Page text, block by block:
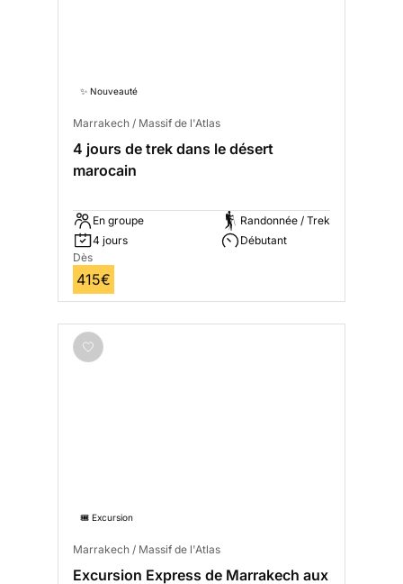
✨ Nouveauté
Marrakech / Massif de l'Atlas
4 jours de trek dans le désert
marocain
En groupe
4 jours
Randonnée / Trek
Débutant
Dès
415€
🎟️ Excursion
Marrakech / Massif de l'Atlas
Excursion Express de Marrakech aux